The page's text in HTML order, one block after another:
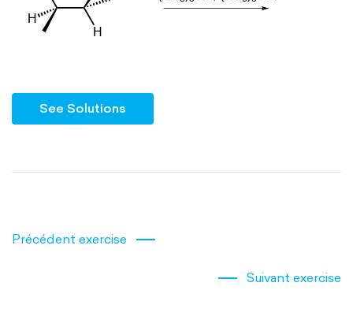
See Solutions
Précédent exercise
Suivant exercise